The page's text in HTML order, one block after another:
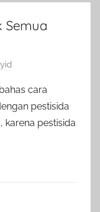
Semua
cara
pestisida
karena pestisida